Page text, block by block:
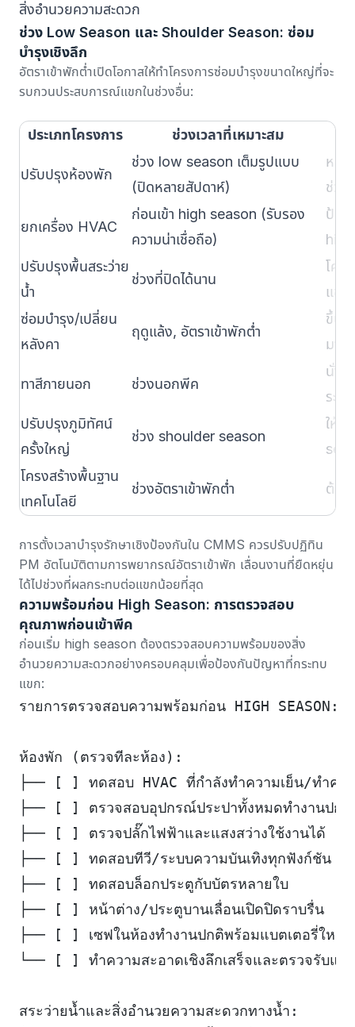
สิ่งอำนวยความสะดวก
ช่วง Low Season และ Shoulder Season: ซ่อม
บำรุงเชิงลึก
อัตราเข้าพักต่ำเปิดโอกาสให้ทำโครงการซ่อมบำรุงขนาดใหญ่ที่จะ
รบกวนประสบการณ์แขกในช่วงอื่น:
ประเภทโครงการ ช่วงเวลาที่เหมาะสม
ปรับปรุงห้องพัก
ช่วง low season เต็มรูปแบบ
(ปิดหลายสัปดาห์)
หลีก
ช่วง
ยกเครื่อง HVAC
ก่อนเข้า high season (รับรอง
ความน่าเชื่อถือ)
ป้อง
ปรับปรุงพื้นสระว่าย
น้ำ
ช่วงที่ปิดได้นาน
โคร
แขก
ซ่อมบำรุง/เปลี่ยน
หลังคา
ฤดูแล้ง, อัตราเข้าพักต่ำ
ขึ้นกั
มาก
ทาสีภายนอก ช่วงนอกพีค
นั่งร้
ระห
ปรับปรุงภูมิทัศน์
ครั้งใหญ่
ช่วง shoulder season
ให้เ
โครงสร้างพื้นฐาน
เทคโนโลยี
ช่วงอัตราเข้าพักต่ำ ต้อง
การตั้งเวลาบำรุงรักษาเชิงป้องกันใน CMMS ควรปรับปฏิทิน
PM อัตโนมัติตามการพยากรณ์อัตราเข้าพัก เลื่อนงานที่ยืดหยุ่น
ได้ไปช่วงที่ผลกระทบต่อแขกน้อยที่สุด
ความพร้อมก่อน High Season: การตรวจสอบ
คุณภาพก่อนเข้าพีค
ก่อนเริ่ม high season ต้องตรวจสอบความพร้อมของสิ่ง
อำนวยความสะดวกอย่างครอบคลุมเพื่อป้องกันปัญหาที่กระทบ
แขก:
รายการตรวจสอบความพร้อมก่อน HIGH SEASON:
ห้องพัก (ตรวจทีละห้อง):
├── [ ] ทดสอบ HVAC ที่กำลังทำความเย็น/ทำคว
├── [ ] ตรวจสอบอุปกรณ์ประปาทั้งหมดทำงานปกติ
├── [ ] ตรวจปลั๊กไฟฟ้าและแสงสว่างใช้งานได้
├── [ ] ทดสอบทีวี/ระบบความบันเทิงทุกฟังก์ชัน
├── [ ] ทดสอบล็อกประตูกับบัตรหลายใบ
├── [ ] หน้าต่าง/ประตูบานเลื่อนเปิดปิดราบรื่น
├── [ ] เซฟในห้องทำงานปกติพร้อมแบตเตอรี่ใหม่
└── [ ] ทำความสะอาดเชิงลึกเสร็จและตรวจรับแล้ว
สระว่ายน้ำและสิ่งอำนวยความสะดวกทางน้ำ: